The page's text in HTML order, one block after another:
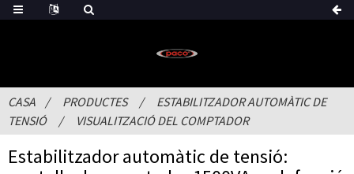
CASA PRODUCTES
ESTABILITZADOR AUTOMÀTIC DE
TENSIÓ
VISUALITZACIÓ DEL COMPTADOR
Estabilitzador automàtic de tensió: